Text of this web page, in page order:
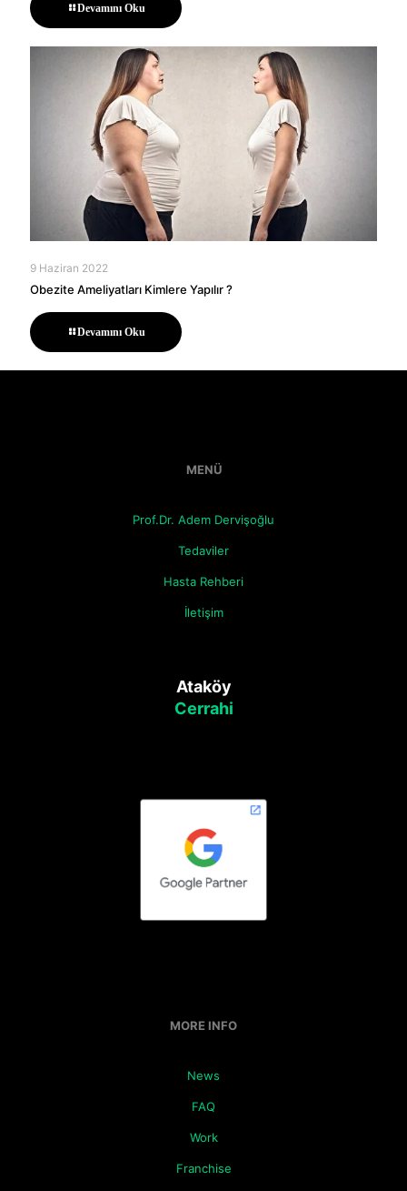
Devamını Oku
9 Haziran 2022
Obezite Ameliyatları Kimlere Yapılır ?
Devamını Oku
MENÜ
Prof.Dr. Adem Dervişoğlu
Tedaviler
Hasta Rehberi
İletişim
Ataköy
Cerrahi
MORE INFO
News
FAQ
Work
Franchise